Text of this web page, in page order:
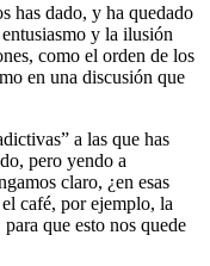
has dado, y ha quedado
y la ilusión
como el orden de los
en una discusión que
a las que has
pero yendo a
claro, ¿en esas
café, por ejemplo, la
que esto nos quede